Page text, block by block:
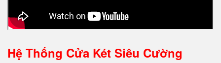
Hệ Thống Cửa Két Siêu Cường